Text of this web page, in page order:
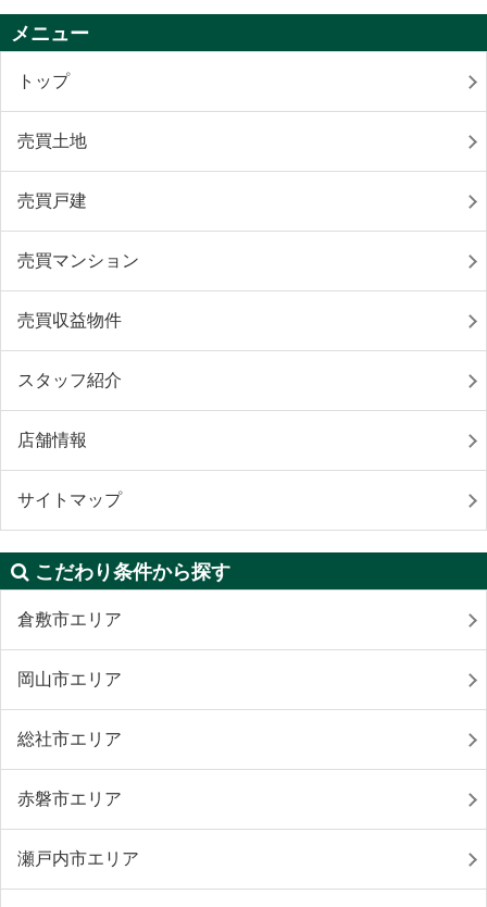
メニュー
トップ
売買土地
売買戸建
売買マンション
売買収益物件
スタッフ紹介
店舗情報
サイトマップ
こだわり条件から探す
倉敷市エリア
岡山市エリア
総社市エリア
赤磐市エリア
瀬戸内市エリア